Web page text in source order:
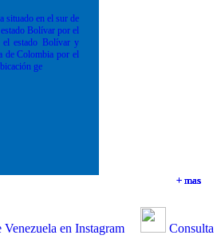
+ mas
+ mas
+ mas
situado en el sur de
Bolívar por el
estado Bolívar y
de Colombia por el
ge
+ mas
en Instagram
Consulta